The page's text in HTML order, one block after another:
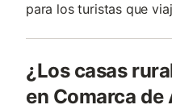
para los turistas que
¿Los casas
en Comarca